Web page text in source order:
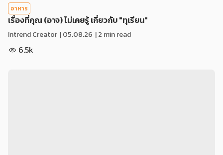
อาหาร
เรื่องที่คุณ (อาจ) ไม่เคยรู้ เกี่ยวกับ "ทุเรียน"
Intrend Creator |05.08.26 | 2 min read
6.5k